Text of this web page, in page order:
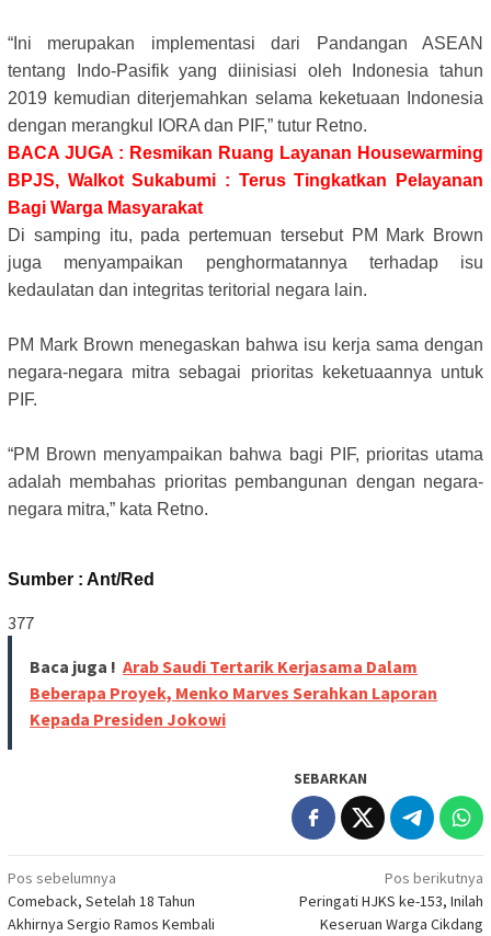
“Ini merupakan implementasi dari Pandangan ASEAN
tentang Indo-Pasifik yang diinisiasi oleh Indonesia tahun
2019 kemudian diterjemahkan selama keketuaan Indonesia
dengan merangkul IORA dan PIF,” tutur Retno.
BACA JUGA : Resmikan Ruang Layanan Housewarming
BPJS, Walkot Sukabumi : Terus Tingkatkan Pelayanan
Bagi Warga Masyarakat
Di samping itu, pada pertemuan tersebut PM Mark Brown
juga menyampaikan penghormatannya terhadap isu
kedaulatan dan integritas teritorial negara lain.
PM Mark Brown menegaskan bahwa isu kerja sama dengan
negara-negara mitra sebagai prioritas keketuaannya untuk
PIF.
“PM Brown menyampaikan bahwa bagi PIF, prioritas utama
adalah membahas prioritas pembangunan dengan negara-
negara mitra,” kata Retno.
Sumber : Ant/Red
377
Baca juga ! Arab Saudi Tertarik Kerjasama Dalam
Beberapa Proyek, Menko Marves Serahkan Laporan
Kepada Presiden Jokowi
SEBARKAN
Navigasi
pos
Pos sebelumnya
Comeback, Setelah 18 Tahun
Akhirnya Sergio Ramos Kembali
Pos berikutnya
Peringati HJKS ke-153, Inilah
Keseruan Warga Cikdang